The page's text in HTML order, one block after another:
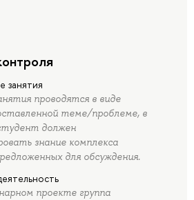
занятия
проводятся в виде
теме/проблеме, в
должен
знание комплекса
для обсуждения.
проекте группа